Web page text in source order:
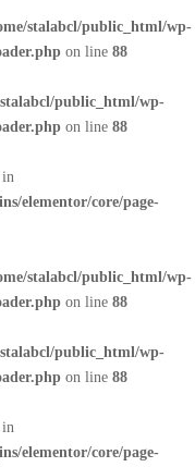
stalabcl/public_html/wp-
on line 88
public_html/wp-
on line 88
in
elementor/core/page-
stalabcl/public_html/wp-
on line 88
public_html/wp-
on line 88
in
elementor/core/page-